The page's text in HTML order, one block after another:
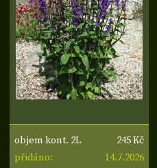
objem kont. 2L
245 Kč
přidáno:
14.7.2026